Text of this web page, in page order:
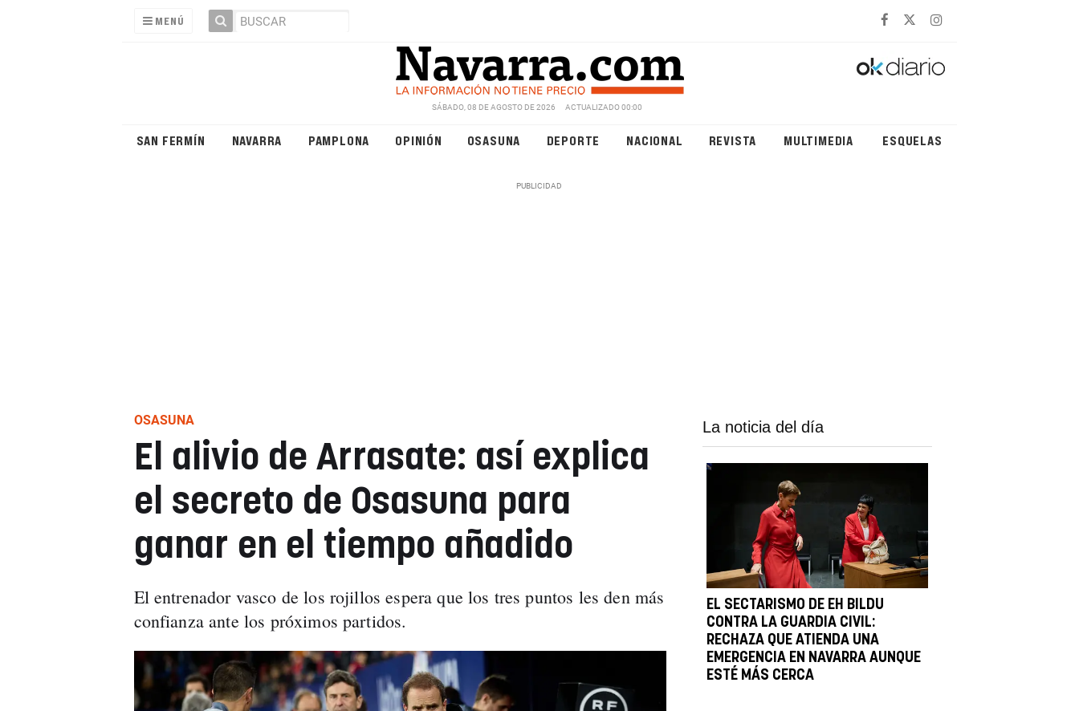
MENÚ
SÁBADO, 08 DE AGOSTO DE 2026 ACTUALIZADO 00:00
SAN FERMÍN NAVARRA PAMPLONA OPINIÓN OSASUNA DEPORTE NACIONAL REVISTA MULTIMEDIA ESQUELAS
OSASUNA
El alivio de Arrasate: así explica
el secreto de Osasuna para
ganar en el tiempo añadido
El entrenador vasco de los rojillos espera que los tres puntos les den más
confianza ante los próximos partidos.
La noticia del día
EL SECTARISMO DE EH BILDU
CONTRA LA GUARDIA CIVIL:
RECHAZA QUE ATIENDA UNA
EMERGENCIA EN NAVARRA AUNQUE
ESTÉ MÁS CERCA